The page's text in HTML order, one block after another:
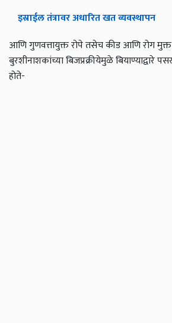
इस्राईल तंत्रावर अधारित खत व्यवस्थापन
आणि गुणवत्तायुक्त रोपे तसेच कीड आणि रोग मुक्त
बुरशीनाशकांच्या बिजप्रक्रीयेमुळे बियाण्याद्वारे
होते-